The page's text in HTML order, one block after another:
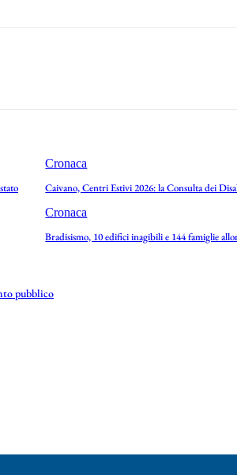
Cronaca
Caivano, Centri Estivi 2026: la Consulta dei
Cronaca
Bradisismo, 10 edifici inagibili e 144 famiglie
pubblico